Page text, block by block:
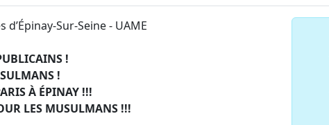
Sur-Seine - UAME
!
!
À ÉPINAY !!!
LES MUSULMANS !!!